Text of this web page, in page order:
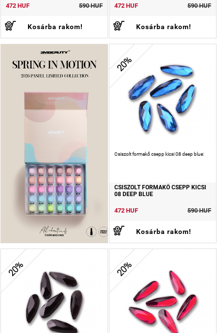
472 HUF 590 HUF
Kosárba rakom!
472 HUF 590 HUF
Kosárba rakom!
20%
Csiszolt formakő csepp kicsi 08 deep blue:
CSISZOLT FORMAKŐ CSEPP KICSI
08 DEEP BLUE
472 HUF 590 HUF
Kosárba rakom!
20% 20%